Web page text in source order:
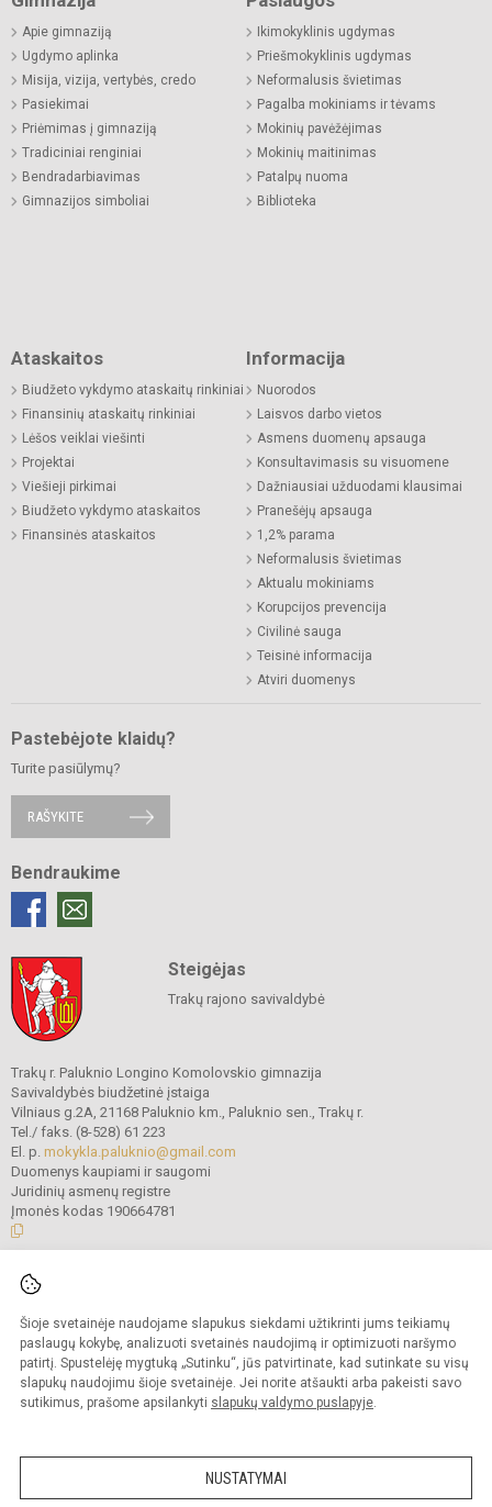
Šioje svetainėje naudojame slapukus siekdami užtikrinti jums teikiamų
paslaugų kokybę, analizuoti svetainės naudojimą ir optimizuoti naršymo
patirtį. Spustelėję mygtuką „Sutinku“, jūs patvirtinate, kad sutinkate su visų
slapukų naudojimu šioje svetainėje. Jei norite atšaukti arba pakeisti savo
sutikimus, prašome apsilankyti slapukų valdymo puslapyje.
NUSTATYMAI
Apie gimnaziją
Ugdymo aplinka
Misija, vizija, vertybės, credo
Pasiekimai
Priėmimas į gimnaziją
Tradiciniai renginiai
Bendradarbiavimas
Gimnazijos simboliai
Ikimokyklinis ugdymas
Priešmokyklinis ugdymas
Neformalusis švietimas
Pagalba mokiniams ir tėvams
Mokinių pavėžėjimas
Mokinių maitinimas
Patalpų nuoma
Biblioteka
Ataskaitos
Biudžeto vykdymo ataskaitų rinkiniai
Finansinių ataskaitų rinkiniai
Lėšos veiklai viešinti
Projektai
Viešieji pirkimai
Biudžeto vykdymo ataskaitos
Finansinės ataskaitos
Informacija
Nuorodos
Laisvos darbo vietos
Asmens duomenų apsauga
Konsultavimasis su visuomene
Dažniausiai užduodami klausimai
Pranešėjų apsauga
1,2% parama
Neformalusis švietimas
Aktualu mokiniams
Korupcijos prevencija
Civilinė sauga
Teisinė informacija
Atviri duomenys
Pastebėjote klaidų?
Turite pasiūlymų?
RAŠYKITE
Bendraukime
Steigėjas
Trakų rajono savivaldybė
Trakų r. Paluknio Longino Komolovskio gimnazija
Savivaldybės biudžetinė įstaiga
Vilniaus g.2A, 21168 Paluknio km., Paluknio sen., Trakų r.
Tel./ faks. (8-528) 61 223
El. p. mokykla.paluknio@gmail.com
Duomenys kaupiami ir saugomi
Juridinių asmenų registre
Įmonės kodas 190664781
© 2021. Trakų r. Paluknio Longino Komolovskio gimnazija. Visos teisės
Kopijuoti turinį be raštiško gimnazijos administracijos sutikimo griežtai
draudžiama.
Prieinamumo paraiška Slapukų valdymas
Sumanus būdas atnaujinti